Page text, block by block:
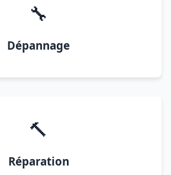
🔧
Dépannage
🔨
Réparation